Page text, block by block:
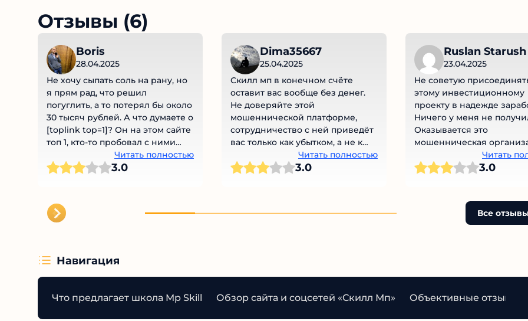
Отзывы (6)
Boris
28.04.2025
Не хочу сыпать соль на рану, но
я прям рад, что решил
погуглить, а то потерял бы около
30 тысяч рублей. А что думаете о
[toplink top=1]? Он на этом сайте
топ 1, кто-то пробовал с ними
Читать полностью
3.0
Dima35667
25.04.2025
Скилл мп в конечном счёте
оставит вас вообще без денег.
Не доверяйте этой
мошеннической платформе,
сотрудничество с ней приведёт
вас только как убытком, а не к
какому обещанному заработку
Читать полностью
3.0
Ruslan Starush
23.04.2025
Не советую
этому инвестиционному
проекту в надежде
Ничего у меня не
Оказывается это
мошенническая
у них сразу был план
меня на бабло. Удалось.
Читать
3.0
Все отзывы
Навигация
Что предлагает школа Mp Skill Обзор сайта и соцсетей «Скилл Мп» Объективные отзывы о